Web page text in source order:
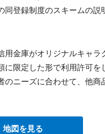
登録制度のスキームの説
金庫がオリジナルキャラ
限定した形で利用許可
ニーズに合わせて、他商
地図を見る